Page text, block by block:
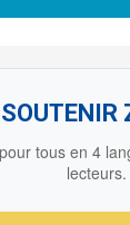
SOUTENIR
tous en 4
lecteurs.